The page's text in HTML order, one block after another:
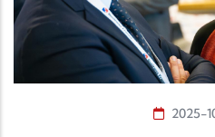
2025-